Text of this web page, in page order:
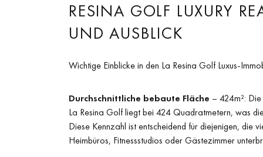
RESINA GOLF LUXURY
UND AUSBLICK
Wichtige Einblicke in den La Resina Golf Luxus-
Durchschnittliche bebaute Fläche – 424m²:
La Resina Golf liegt bei 424 Quadratmetern, was
Diese Kennzahl ist entscheidend für diejenigen, die
Heimbüros, Fitnessstudios oder Gästezimmer